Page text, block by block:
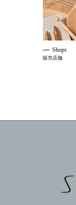
Shops
販売店舗